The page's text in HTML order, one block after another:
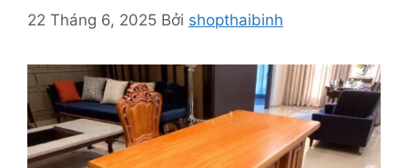
22 Tháng 6, 2025 Bởi shopthaibinh